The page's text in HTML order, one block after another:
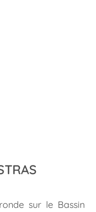
sur le Bassin